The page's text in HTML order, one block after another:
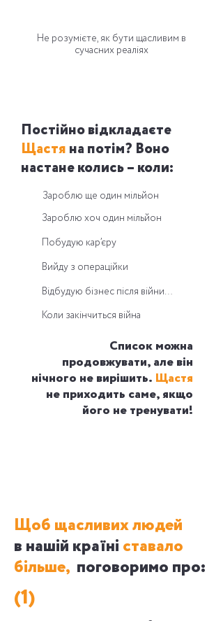
Не розумієте, як бути щасливим в
сучасних реаліях
Постійно відкладаєте
Щастяна потім? Воно
настане колись – коли:
Зароблю ще один мільйон
Зароблю хоч один мільйон
Побудую кар’єру
Вийду з операційки
Відбудую бізнес після війни…
Коли закінчиться війна
Список можна
продовжувати, але він
нічного не вирішить. Щастя
не приходить саме, якщо
його не тренувати!
Щоб щасливих людей
в нашій країні ставало
більше, поговоримо про:
(1)